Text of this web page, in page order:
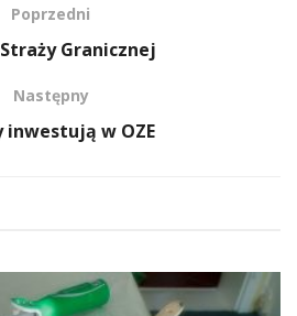
Poprzedni
Granicznej
Następny
inwestują w OZE